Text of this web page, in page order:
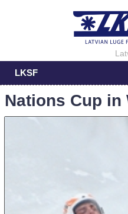
LKSF
Nations Cup in